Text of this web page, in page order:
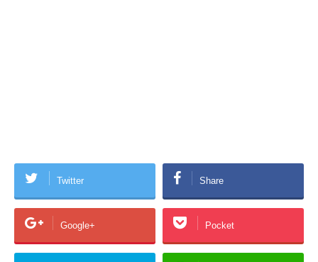
Twitter Share
Google+ Pocket